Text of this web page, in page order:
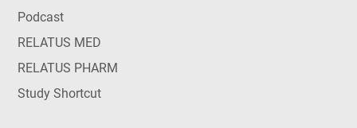
Podcast
RELATUS MED
RELATUS PHARM
Study Shortcut